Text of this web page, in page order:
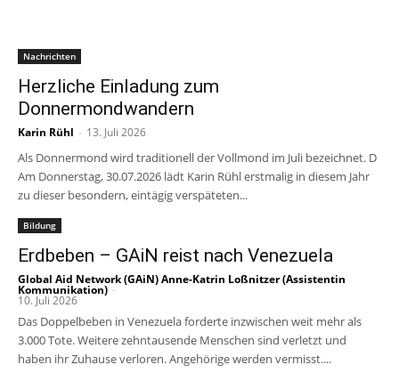
Nachrichten
Herzliche Einladung zum
Donnermondwandern
Karin Rühl - 13. Juli 2026
Als Donnermond wird traditionell der Vollmond im Juli bezeichnet. D
Am Donnerstag, 30.07.2026 lädt Karin Rühl erstmalig in diesem Jahr
zu dieser besondern, eintägig verspäteten...
Bildung
Erdbeben – GAiN reist nach Venezuela
Global Aid Network (GAiN) Anne-Katrin Loßnitzer (Assistentin
Kommunikation) -
10. Juli 2026
Das Doppelbeben in Venezuela forderte inzwischen weit mehr als
3.000 Tote. Weitere zehntausende Menschen sind verletzt und
haben ihr Zuhause verloren. Angehörige werden vermisst....